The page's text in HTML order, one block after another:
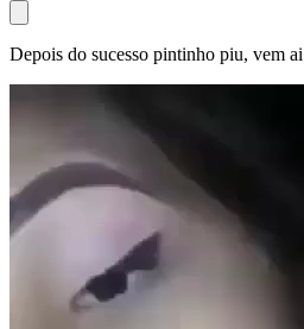
Depois do sucesso pintinho piu, vem